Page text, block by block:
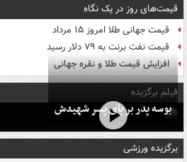
قیمت‌های روز در یک نگاه
قیمت جهانی طلا امروز ۱۵ مرداد
قیمت نفت برنت به ۷۹ دلار رسید
افزایش قیمت طلا و نقره جهانی
فیلم برگزیده
بوسه‌ پدر بر پای پسر شهیدش
برگزیده ورزشی